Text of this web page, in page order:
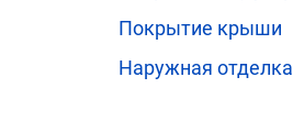
Покрытие крыши
Наружная отделка